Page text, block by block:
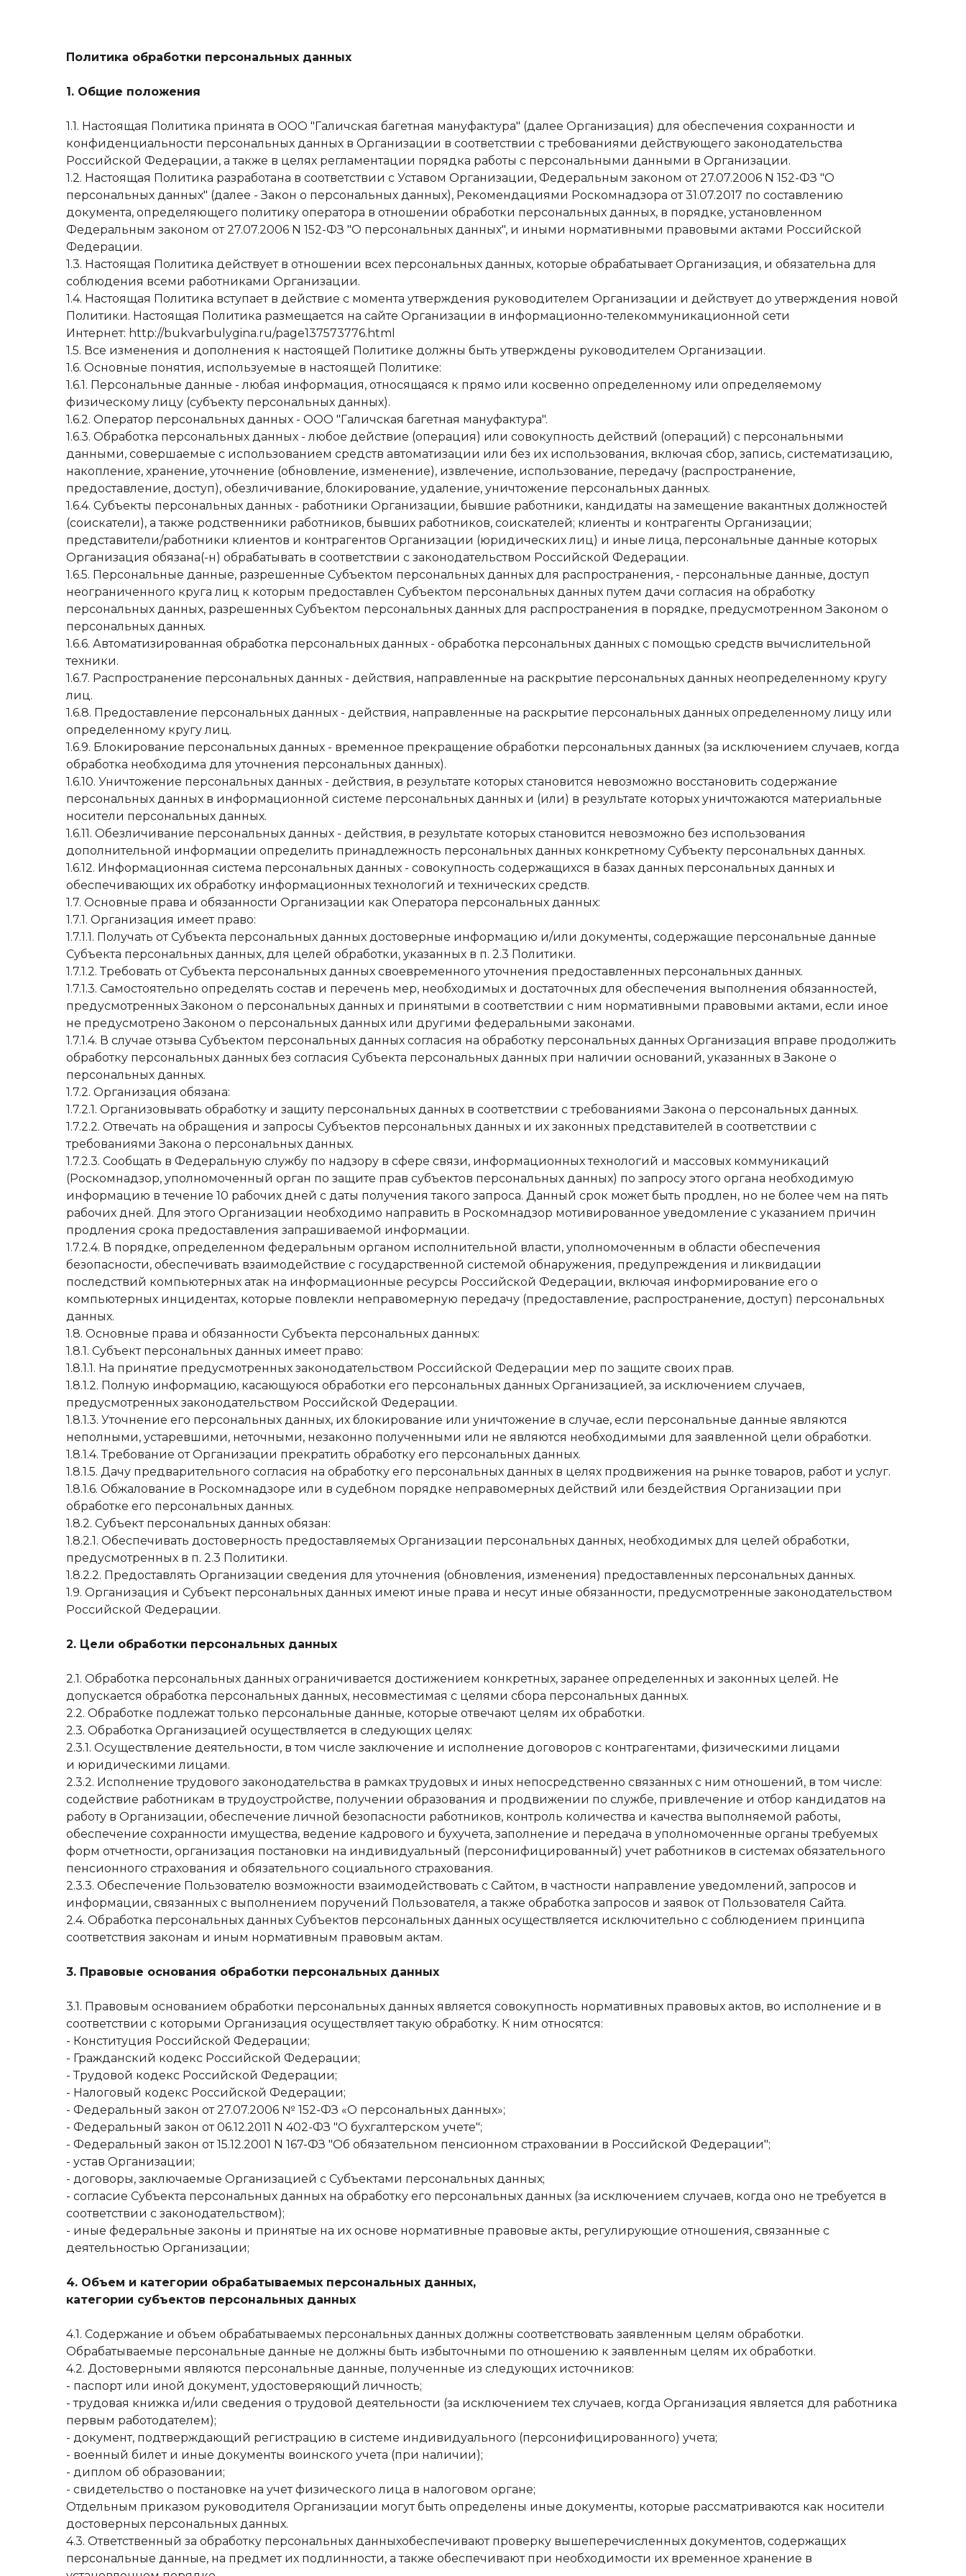
Политика обработки персональных данных
1. Общие положения
1.1. Настоящая Политика принята в ООО "Галичская багетная мануфактура" (далее Организация) для обеспечения сохранности и
конфиденциальности персональных данных в Организации в соответствии с требованиями действующего законодательства
Российской Федерации, а также в целях регламентации порядка работы с персональными данными в Организации.
1.2. Настоящая Политика разработана в соответствии с Уставом Организации, Федеральным законом от 27.07.2006 N 152-ФЗ "О
персональных данных" (далее - Закон о персональных данных), Рекомендациями Роскомнадзора от 31.07.2017 по составлению
документа, определяющего политику оператора в отношении обработки персональных данных, в порядке, установленном
Федеральным законом от 27.07.2006 N 152-ФЗ "О персональных данных", и иными нормативными правовыми актами Российской
Федерации.
1.3. Настоящая Политика действует в отношении всех персональных данных, которые обрабатывает Организация, и обязательна для
соблюдения всеми работниками Организации.
1.4. Настоящая Политика вступает в действие с момента утверждения руководителем Организации и действует до утверждения новой
Политики. Настоящая Политика размещается на сайте Организации в информационно-телекоммуникационной сети
Интернет: http://bukvarbulygina.ru/page137573776.html
1.5. Все изменения и дополнения к настоящей Политике должны быть утверждены руководителем Организации.
1.6. Основные понятия, используемые в настоящей Политике:
1.6.1. Персональные данные - любая информация, относящаяся к прямо или косвенно определенному или определяемому
физическому лицу (субъекту персональных данных).
1.6.2. Оператор персональных данных - ООО "Галичская багетная мануфактура".
1.6.3. Обработка персональных данных - любое действие (операция) или совокупность действий (операций) с персональными
данными, совершаемые с использованием средств автоматизации или без их использования, включая сбор, запись, систематизацию,
накопление, хранение, уточнение (обновление, изменение), извлечение, использование, передачу (распространение,
предоставление, доступ), обезличивание, блокирование, удаление, уничтожение персональных данных.
1.6.4. Субъекты персональных данных - работники Организации, бывшие работники, кандидаты на замещение вакантных должностей
(соискатели), а также родственники работников, бывших работников, соискателей; клиенты и контрагенты Организации;
представители/работники клиентов и контрагентов Организации (юридических лиц) и иные лица, персональные данные которых
Организация обязана(-н) обрабатывать в соответствии с законодательством Российской Федерации.
1.6.5. Персональные данные, разрешенные Субъектом персональных данных для распространения, - персональные данные, доступ
неограниченного круга лиц к которым предоставлен Субъектом персональных данных путем дачи согласия на обработку
персональных данных, разрешенных Субъектом персональных данных для распространения в порядке, предусмотренном Законом о
персональных данных.
1.6.6. Автоматизированная обработка персональных данных - обработка персональных данных с помощью средств вычислительной
техники.
1.6.7. Распространение персональных данных - действия, направленные на раскрытие персональных данных неопределенному кругу
лиц.
1.6.8. Предоставление персональных данных - действия, направленные на раскрытие персональных данных определенному лицу или
определенному кругу лиц.
1.6.9. Блокирование персональных данных - временное прекращение обработки персональных данных (за исключением случаев, когда
обработка необходима для уточнения персональных данных).
1.6.10. Уничтожение персональных данных - действия, в результате которых становится невозможно восстановить содержание
персональных данных в информационной системе персональных данных и (или) в результате которых уничтожаются материальные
носители персональных данных.
1.6.11. Обезличивание персональных данных - действия, в результате которых становится невозможно без использования
дополнительной информации определить принадлежность персональных данных конкретному Субъекту персональных данных.
1.6.12. Информационная система персональных данных - совокупность содержащихся в базах данных персональных данных и
обеспечивающих их обработку информационных технологий и технических средств.
1.7. Основные права и обязанности Организации как Оператора персональных данных:
1.7.1. Организация имеет право:
1.7.1.1. Получать от Субъекта персональных данных достоверные информацию и/или документы, содержащие персональные данные
Субъекта персональных данных, для целей обработки, указанных в п. 2.3 Политики.
1.7.1.2. Требовать от Субъекта персональных данных своевременного уточнения предоставленных персональных данных.
1.7.1.3. Самостоятельно определять состав и перечень мер, необходимых и достаточных для обеспечения выполнения обязанностей,
предусмотренных Законом о персональных данных и принятыми в соответствии с ним нормативными правовыми актами, если иное
не предусмотрено Законом о персональных данных или другими федеральными законами.
1.7.1.4. В случае отзыва Субъектом персональных данных согласия на обработку персональных данных Организация вправе продолжить
обработку персональных данных без согласия Субъекта персональных данных при наличии оснований, указанных в Законе о
персональных данных.
1.7.2. Организация обязана:
1.7.2.1. Организовывать обработку и защиту персональных данных в соответствии с требованиями Закона о персональных данных.
1.7.2.2. Отвечать на обращения и запросы Субъектов персональных данных и их законных представителей в соответствии с
требованиями Закона о персональных данных.
1.7.2.3. Сообщать в Федеральную службу по надзору в сфере связи, информационных технологий и массовых коммуникаций
(Роскомнадзор, уполномоченный орган по защите прав субъектов персональных данных) по запросу этого органа необходимую
информацию в течение 10 рабочих дней с даты получения такого запроса. Данный срок может быть продлен, но не более чем на пять
рабочих дней. Для этого Организации необходимо направить в Роскомнадзор мотивированное уведомление с указанием причин
продления срока предоставления запрашиваемой информации.
1.7.2.4. В порядке, определенном федеральным органом исполнительной власти, уполномоченным в области обеспечения
безопасности, обеспечивать взаимодействие с государственной системой обнаружения, предупреждения и ликвидации
последствий компьютерных атак на информационные ресурсы Российской Федерации, включая информирование его о
компьютерных инцидентах, которые повлекли неправомерную передачу (предоставление, распространение, доступ) персональных
данных.
1.8. Основные права и обязанности Субъекта персональных данных:
1.8.1. Субъект персональных данных имеет право:
1.8.1.1. На принятие предусмотренных законодательством Российской Федерации мер по защите своих прав.
1.8.1.2. Полную информацию, касающуюся обработки его персональных данных Организацией, за исключением случаев,
предусмотренных законодательством Российской Федерации.
1.8.1.3. Уточнение его персональных данных, их блокирование или уничтожение в случае, если персональные данные являются
неполными, устаревшими, неточными, незаконно полученными или не являются необходимыми для заявленной цели обработки.
1.8.1.4. Требование от Организации прекратить обработку его персональных данных.
1.8.1.5. Дачу предварительного согласия на обработку его персональных данных в целях продвижения на рынке товаров, работ и услуг.
1.8.1.6. Обжалование в Роскомнадзоре или в судебном порядке неправомерных действий или бездействия Организации при
обработке его персональных данных.
1.8.2. Субъект персональных данных обязан:
1.8.2.1. Обеспечивать достоверность предоставляемых Организации персональных данных, необходимых для целей обработки,
предусмотренных в п. 2.3 Политики.
1.8.2.2. Предоставлять Организации сведения для уточнения (обновления, изменения) предоставленных персональных данных.
1.9. Организация и Субъект персональных данных имеют иные права и несут иные обязанности, предусмотренные законодательством
Российской Федерации.
2. Цели обработки персональных данных
2.1. Обработка персональных данных ограничивается достижением конкретных, заранее определенных и законных целей. Не
допускается обработка персональных данных, несовместимая с целями сбора персональных данных.
2.2. Обработке подлежат только персональные данные, которые отвечают целям их обработки.
2.3. Обработка Организацией осуществляется в следующих целях:
2.3.1. Осуществление деятельности, в том числе заключение и исполнение договоров с контрагентами, физическими лицами
и юридическими лицами.
2.3.2. Исполнение трудового законодательства в рамках трудовых и иных непосредственно связанных с ним отношений, в том числе:
содействие работникам в трудоустройстве, получении образования и продвижении по службе, привлечение и отбор кандидатов на
работу в Организации, обеспечение личной безопасности работников, контроль количества и качества выполняемой работы,
обеспечение сохранности имущества, ведение кадрового и бухучета, заполнение и передача в уполномоченные органы требуемых
форм отчетности, организация постановки на индивидуальный (персонифицированный) учет работников в системах обязательного
пенсионного страхования и обязательного социального страхования.
2.3.3. Обеспечение Пользователю возможности взаимодействовать с Сайтом, в частности направление уведомлений, запросов и
информации, связанных с выполнением поручений Пользователя, а также обработка запросов и заявок от Пользователя Сайта.
2.4. Обработка персональных данных Субъектов персональных данных осуществляется исключительно с соблюдением принципа
соответствия законам и иным нормативным правовым актам.
3. Правовые основания обработки персональных данных
3.1. Правовым основанием обработки персональных данных является совокупность нормативных правовых актов, во исполнение и в
соответствии с которыми Организация осуществляет такую обработку. К ним относятся:
- Конституция Российской Федерации;
- Гражданский кодекс Российской Федерации;
- Трудовой кодекс Российской Федерации;
- Налоговый кодекс Российской Федерации;
- Федеральный закон от 27.07.2006 № 152-ФЗ «О персональных данных»;
- Федеральный закон от 06.12.2011 N 402-ФЗ "О бухгалтерском учете";
- Федеральный закон от 15.12.2001 N 167-ФЗ "Об обязательном пенсионном страховании в Российской Федерации";
- устав Организации;
- договоры, заключаемые Организацией с Субъектами персональных данных;
- согласие Субъекта персональных данных на обработку его персональных данных (за исключением случаев, когда оно не требуется в
соответствии с законодательством);
- иные федеральные законы и принятые на их основе нормативные правовые акты, регулирующие отношения, связанные с
деятельностью Организации;
4. Объем и категории обрабатываемых персональных данных,
категории субъектов персональных данных
4.1. Содержание и объем обрабатываемых персональных данных должны соответствовать заявленным целям обработки.
Обрабатываемые персональные данные не должны быть избыточными по отношению к заявленным целям их обработки.
4.2. Достоверными являются персональные данные, полученные из следующих источников:
- паспорт или иной документ, удостоверяющий личность;
- трудовая книжка и/или сведения о трудовой деятельности (за исключением тех случаев, когда Организация является для работника
первым работодателем);
- документ, подтверждающий регистрацию в системе индивидуального (персонифицированного) учета;
- военный билет и иные документы воинского учета (при наличии);
- диплом об образовании;
- свидетельство о постановке на учет физического лица в налоговом органе;
Отдельным приказом руководителя Организации могут быть определены иные документы, которые рассматриваются как носители
достоверных персональных данных.
4.3. Ответственный за обработку персональных данныхобеспечивают проверку вышеперечисленных документов, содержащих
персональные данные, на предмет их подлинности, а также обеспечивают при необходимости их временное хранение в